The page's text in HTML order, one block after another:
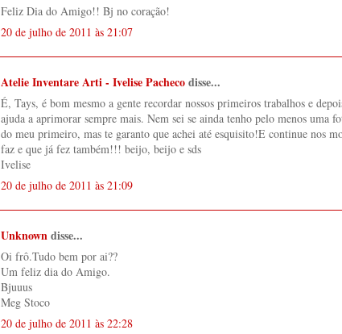
Feliz Dia do Amigo!! Bj no coração!
20 de julho de 2011 às 21:07
Atelie Inventare Arti - Ivelise Pachecodisse...
É, Tays, é bom mesmo a gente recordar nossos primeiros trabalhos e
ajuda a aprimorar sempre mais. Nem sei se ainda tenho pelo menos uma
do meu primeiro, mas te garanto que achei até esquisito!E continue nos
faz e que já fez também!!! beijo, beijo e sds
Ivelise
20 de julho de 2011 às 21:09
Unknowndisse...
Oi frô.Tudo bem por ai??
Um feliz dia do Amigo.
Bjuuus
Meg Stoco
20 de julho de 2011 às 22:28